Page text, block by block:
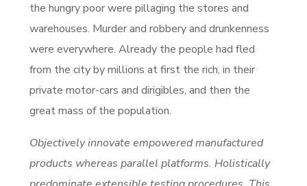
the hungry poor were pillaging the stores and
warehouses. Murder and robbery and drunkenness
were everywhere. Already the people had fled
from the city by millions at first the rich, in their
private motor-cars and dirigibles, and then the
great mass of the population.
Objectively innovate empowered manufactured
products whereas parallel platforms. Holistically